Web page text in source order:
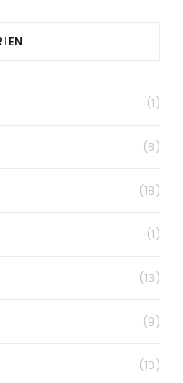
(1)
(8)
(18)
(1)
(13)
(9)
(10)